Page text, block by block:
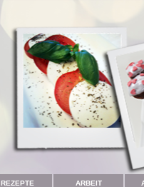
REZEPTE ARBEIT